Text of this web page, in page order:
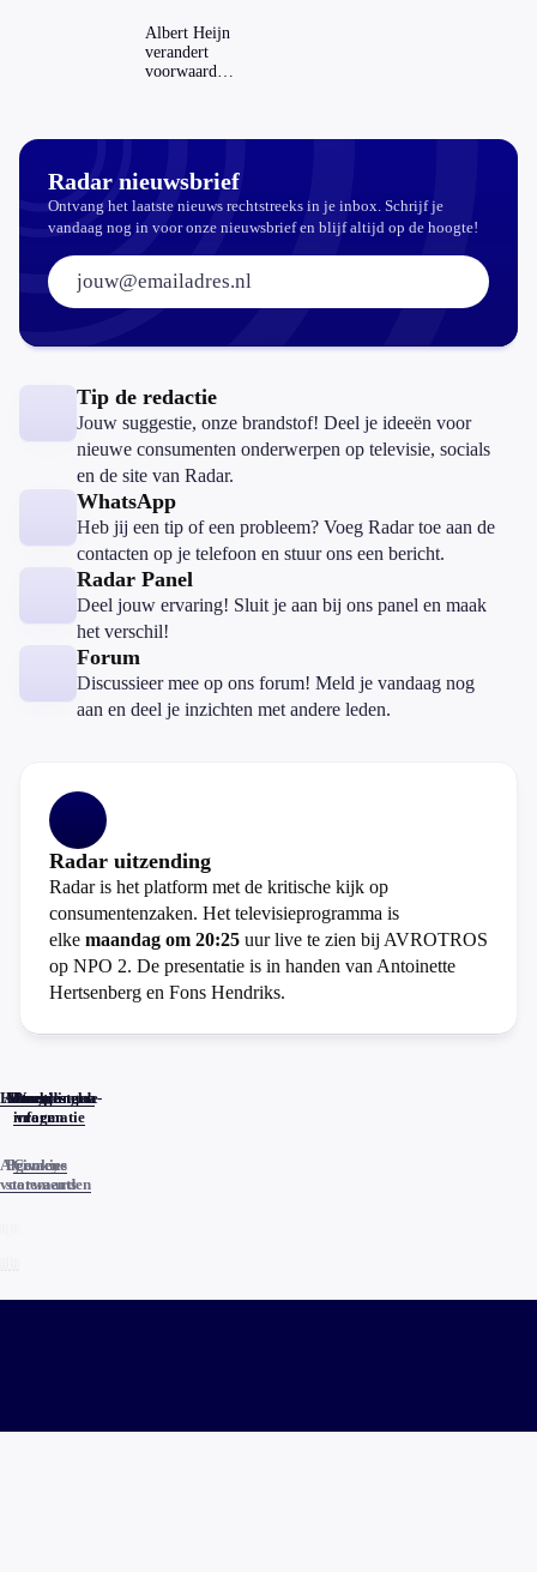
dat invloed
op je
hypotheek?
Albert Heijn
verandert
voorwaarden
Radar nieuwsbrief
Ontvang het laatste nieuws rechtstreeks in je inbox. Schrijf je
vandaag nog in voor onze nieuwsbrief en blijf altijd op de hoogte!
E-mailadres:
Tip de redactie
Jouw suggestie, onze brandstof! Deel je ideeën voor
nieuwe consumenten onderwerpen op televisie, socials
en de site van Radar.
WhatsApp
Heb jij een tip of een probleem? Voeg Radar toe aan de
contacten op je telefoon en stuur ons een bericht.
Radar Panel
Deel jouw ervaring! Sluit je aan bij ons panel en maak
het verschil!
Forum
Discussieer mee op ons forum! Meld je vandaag nog
aan en deel je inzichten met andere leden.
Radar uitzending
Radar is het platform met de kritische kijk op
consumentenzaken. Het televisieprogramma is
elke maandag om 20:25 uur live te zien bij AVROTROS
op NPO 2. De presentatie is in handen van Antoinette
Hertsenberg en Fons Hendriks.
Home
Actueel
Uitzendingen
Reacties
Programma-
informatie
Veelgestelde
vragen
Algemene
voorwaarden
Privacy
statements
Cookies